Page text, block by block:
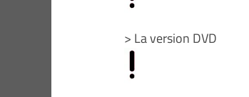
> La version DVD